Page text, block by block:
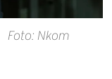
Foto: Nkom